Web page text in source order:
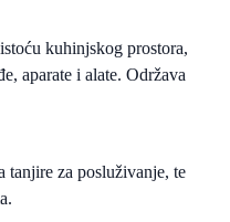
kuhinjskog prostora,
aparate i alate. Održava
tanjire za posluživanje, te